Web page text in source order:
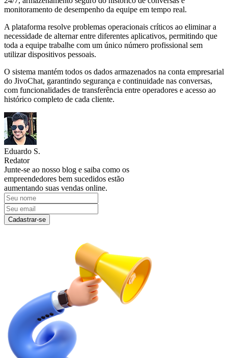
monitoramento de desempenho da equipe em tempo real.
A plataforma resolve problemas operacionais críticos ao eliminar a
necessidade de alternar entre diferentes aplicativos, permitindo que
toda a equipe trabalhe com um único número profissional sem
utilizar dispositivos pessoais.
O sistema mantém todos os dados armazenados na conta empresarial
do JivoChat, garantindo segurança e continuidade nas conversas,
com funcionalidades de transferência entre operadores e acesso ao
histórico completo de cada cliente.
Eduardo S.
Redator
Junte-se ao nosso blog e saiba como os
empreendedores bem sucedidos estão
aumentando suas vendas online.
Cadastrar-se